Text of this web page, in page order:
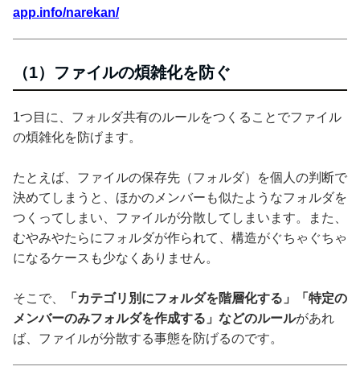
app.info/narekan/
（1）ファイルの煩雑化を防ぐ
1つ目に、フォルダ共有のルールをつくることでファイル
の煩雑化を防げます。
たとえば、ファイルの保存先（フォルダ）を個人の判断で
決めてしまうと、ほかのメンバーも似たようなフォルダを
つくってしまい、ファイルが分散してしまいます。また、
むやみやたらにフォルダが作られて、構造がぐちゃぐちゃ
になるケースも少なくありません。
そこで、
「カテゴリ別にフォルダを階層化する」「特定の
メンバーのみフォルダを作成する」などのルールがあれ
ば、ファイルが分散する事態を防げるのです。